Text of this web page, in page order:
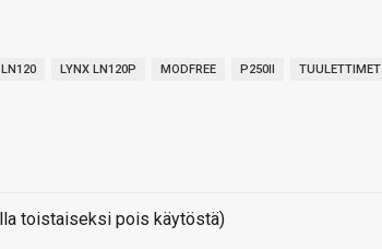
LYNX LN120P MODFREE P250II TUULETTIMET
toistaiseksi pois käytöstä)